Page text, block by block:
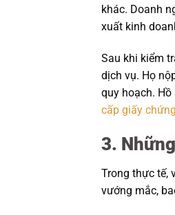
khác. Doanh
xuất kinh
Sau khi kiểm
dịch vụ. Họ
quy hoạch.
cấp giấy
3.
Trong thực tế,
vướng mắc,